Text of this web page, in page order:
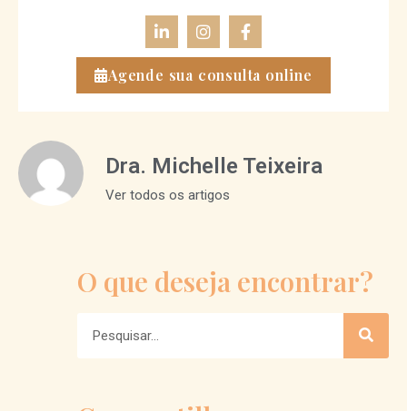
Agende sua consulta online
Dra. Michelle Teixeira
Ver todos os artigos
O que deseja encontrar?